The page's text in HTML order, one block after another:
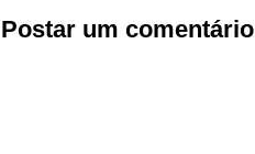
Postar um comentário